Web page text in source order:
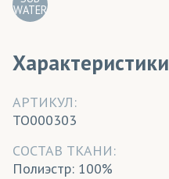
WATER
Характеристики
АРТИКУЛ:
TO000303
CОСТАВ ТКАНИ:
Полиэстр: 100%